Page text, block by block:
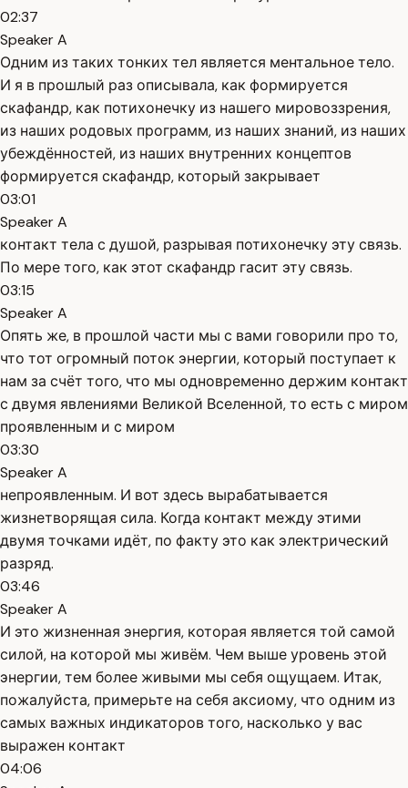
02:37
Speaker A
Одним из таких тонких тел является ментальное тело.
И я в прошлый раз описывала, как формируется
скафандр, как потихонечку из нашего мировоззрения,
из наших родовых программ, из наших знаний, из наших
убеждённостей, из наших внутренних концептов
формируется скафандр, который закрывает
03:01
Speaker A
контакт тела с душой, разрывая потихонечку эту связь.
По мере того, как этот скафандр гасит эту связь.
03:15
Speaker A
Опять же, в прошлой части мы с вами говорили про то,
что тот огромный поток энергии, который поступает к
нам за счёт того, что мы одновременно держим контакт
с двумя явлениями Великой Вселенной, то есть с миром
проявленным и с миром
03:30
Speaker A
непроявленным. И вот здесь вырабатывается
жизнетворящая сила. Когда контакт между этими
двумя точками идёт, по факту это как электрический
разряд.
03:46
Speaker A
И это жизненная энергия, которая является той самой
силой, на которой мы живём. Чем выше уровень этой
энергии, тем более живыми мы себя ощущаем. Итак,
пожалуйста, примерьте на себя аксиому, что одним из
самых важных индикаторов того, насколько у вас
выражен контакт
04:06